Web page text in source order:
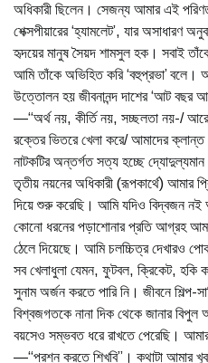
অধিকারী ছিলেন। সেজন্য আমার এই
শেক্সপীয়ারের ‘হ্যামলেট’, যার অসাধারণ
হৃদয়ের মানুষ সৈয়দ শামসুল হক। সবাই
আমি তাঁকে অভিহিত করি ‘বহুপ্রভা’ বলে।
উত্তোলন হয় জীবনানন্দ দাশের ‘আট বছর
—“অর্থ নয়, কীর্তি নয়, সচ্ছলতা নয়-/
রক্তের ভিতরে খেলা করে/ আমাদের
নাটকটির অন্তর্গত সত্য হচ্ছে
তৃতীয় নয়নের অধিকারী (রূপকার্থে) আমার
দিয়ে শুরু করেছি। আমি যদিও বিদ্বজন নই
কোনো ধরনের পড়াশোনার প্রতি আগ্রহ
ঠেলে দিয়েছে। আমি চলচ্চিত্র দেখারও
সব খেলাধুলা যেমন, ফুটবল, ক্রিকেট, হকি
সুনাম অর্জন করতে পারি নি। জীবনে শিল্প-
বিশ্বজগতকে নানা দিক থেকে জানার
বয়সেও সম্ভবত ধরে রাখতে পেরেছি।
—“প্রশ্ন করতে শিখবি”। কথাটা আমার